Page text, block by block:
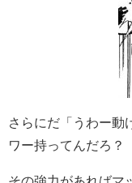
さらにだ「うわー動
ワー持ってんだろ？